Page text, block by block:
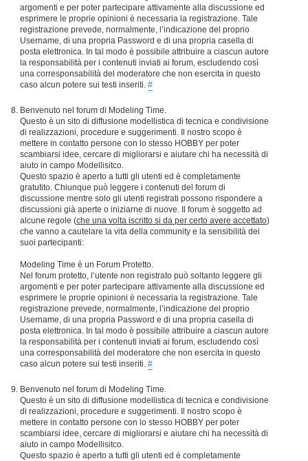
argomenti e per poter partecipare attivamente alla discussione ed
esprimere le proprie opinioni è necessaria la registrazione. Tale
registrazione prevede, normalmente, l’indicazione del proprio
Username, di una propria Password e di una propria casella di
posta elettronica. In tal modo è possibile attribuire a ciascun autore
la responsabilità per i contenuti inviati ai forum, escludendo così
una corresponsabilità del moderatore che non esercita in questo
caso alcun potere sui testi inseriti. #
Benvenuto nel forum di Modeling Time.
Questo è un sito di diffusione modellistica di tecnica e condivisione
di realizzazioni, procedure e suggerimenti. Il nostro scopo è
mettere in contatto persone con lo stesso HOBBY per poter
scambiarsi idee, cercare di migliorarsi e aiutare chi ha necessità di
aiuto in campo Modellisitco.
Questo spazio è aperto a tutti gli utenti ed è completamente
gratutito. Chiunque può leggere i contenuti del forum di
discussione mentre solo gli utenti registrati possono rispondere a
discussioni già aperte o iniziarne di nuove. Il forum è soggetto ad
alcune regole (che una volta iscritto si da per certo avere accettato)
che vanno a cautelare la vita della community e la sensibilità dei
suoi partecipanti:
Modeling Time è un Forum Protetto.
Nel forum protetto, l’utente non registrato può soltanto leggere gli
argomenti e per poter partecipare attivamente alla discussione ed
esprimere le proprie opinioni è necessaria la registrazione. Tale
registrazione prevede, normalmente, l’indicazione del proprio
Username, di una propria Password e di una propria casella di
posta elettronica. In tal modo è possibile attribuire a ciascun autore
la responsabilità per i contenuti inviati ai forum, escludendo così
una corresponsabilità del moderatore che non esercita in questo
caso alcun potere sui testi inseriti. #
Benvenuto nel forum di Modeling Time.
Questo è un sito di diffusione modellistica di tecnica e condivisione
di realizzazioni, procedure e suggerimenti. Il nostro scopo è
mettere in contatto persone con lo stesso HOBBY per poter
scambiarsi idee, cercare di migliorarsi e aiutare chi ha necessità di
aiuto in campo Modellisitco.
Questo spazio è aperto a tutti gli utenti ed è completamente